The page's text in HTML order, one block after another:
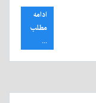
ادامه
مطلب
...